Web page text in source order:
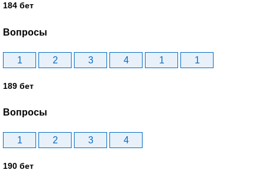
184 бет
Вопросы
1 2 3 4 1 1
189 бет
Вопросы
1 2 3 4
190 бет